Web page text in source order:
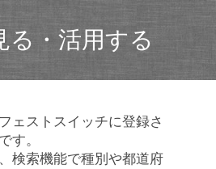
る・活用する
ェストスイッチに登録さ
す。
検索機能で種別や都道府